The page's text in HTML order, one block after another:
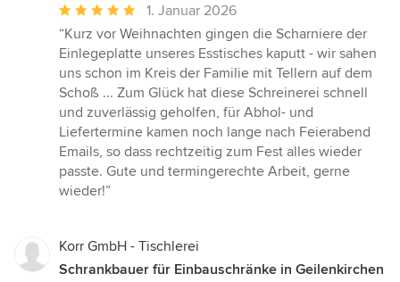
Durchschnittliche
Bewertung:
5
von
5
Sternen
1. Januar 2026
“Kurz vor Weihnachten gingen die Scharniere der
Einlegeplatte unseres Esstisches kaputt - wir sahen
uns schon im Kreis der Familie mit Tellern auf dem
Schoß ... Zum Glück hat diese Schreinerei schnell
und zuverlässig geholfen, für Abhol- und
Liefertermine kamen noch lange nach Feierabend
Emails, so dass rechtzeitig zum Fest alles wieder
passte. Gute und termingerechte Arbeit, gerne
wieder!”
Korr GmbH - Tischlerei
Schrankbauer für Einbauschränke in Geilenkirchen